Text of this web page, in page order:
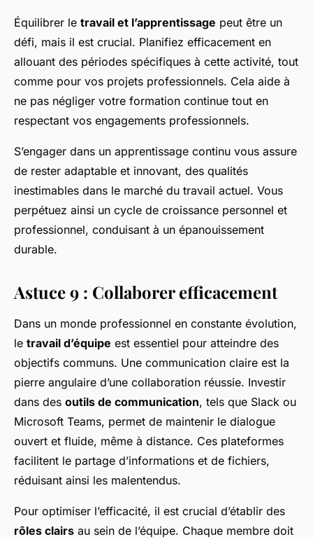
Équilibrer le travail et l’apprentissage peut être un
défi, mais il est crucial. Planifiez efficacement en
allouant des périodes spécifiques à cette activité, tout
comme pour vos projets professionnels. Cela aide à
ne pas négliger votre formation continue tout en
respectant vos engagements professionnels.
S’engager dans un apprentissage continu vous assure
de rester adaptable et innovant, des qualités
inestimables dans le marché du travail actuel. Vous
perpétuez ainsi un cycle de croissance personnel et
professionnel, conduisant à un épanouissement
durable.
Astuce 9 : Collaborer efficacement
Dans un monde professionnel en constante évolution,
le travail d’équipe est essentiel pour atteindre des
objectifs communs. Une communication claire est la
pierre angulaire d’une collaboration réussie. Investir
dans des outils de communication, tels que Slack ou
Microsoft Teams, permet de maintenir le dialogue
ouvert et fluide, même à distance. Ces plateformes
facilitent le partage d’informations et de fichiers,
réduisant ainsi les malentendus.
Pour optimiser l’efficacité, il est crucial d’établir des
rôles clairs au sein de l’équipe. Chaque membre doit